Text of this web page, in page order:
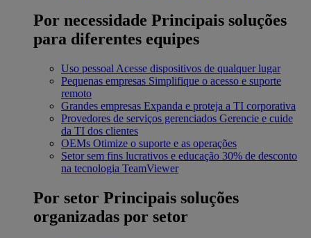
Por necessidade Principais soluções
para diferentes equipes
Uso pessoal Acesse dispositivos de qualquer lugar
Pequenas empresas Simplifique o acesso e suporte
remoto
Grandes empresas Expanda e proteja a TI corporativa
Provedores de serviços gerenciados Gerencie e cuide
da TI dos clientes
OEMs Otimize o suporte e as operações
Setor sem fins lucrativos e educação 30% de desconto
na tecnologia TeamViewer
Por setor Principais soluções
organizadas por setor